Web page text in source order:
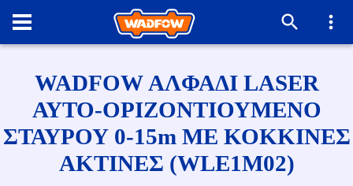
WADFOW ΑΛΦΑΔΙ LASER
ΑΥΤΟ-ΟΡΙΖΟΝΤΙΟΥΜΕΝΟ
ΣΤΑΥΡΟΥ 0-15m ΜΕ ΚΟΚΚΙΝΕΣ
ΑΚΤΙΝΕΣ (WLE1M02)